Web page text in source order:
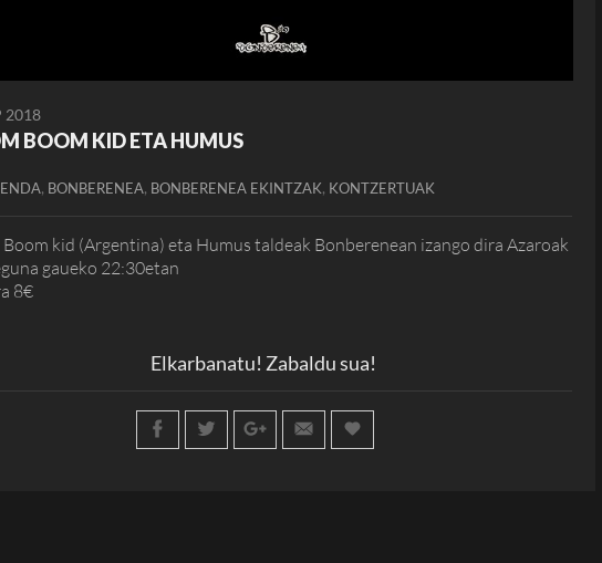
2018
BOOM KID ETA HUMUS
, BONBERENEA, BONBERENEA EKINTZAK, KONTZERTUAK
kid (Argentina) eta Humus taldeak Bonberenean izango dira Azaroak
gaueko 22:30etan
8€
Elkarbanatu! Zabaldu sua!